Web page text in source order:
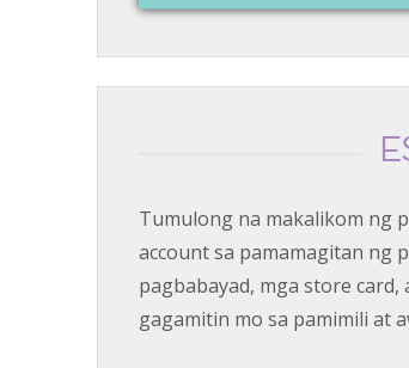
Tumulong na makalikom ng
account sa pamamagitan ng
pagbabayad, mga store
gagamitin mo sa pamimili at